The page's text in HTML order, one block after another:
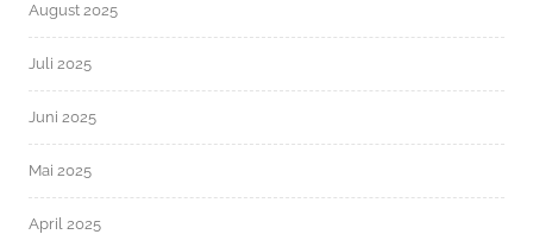
August 2025
Juli 2025
Juni 2025
Mai 2025
April 2025